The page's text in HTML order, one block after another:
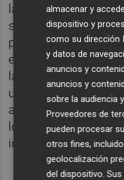
las expectativas de
subida de los
parece similar, ya
está provocando
la energía. El
unos 70 dólares
ahora, las elevadas
los presidentes
impulsado la
almacenar y
dispositivo y
como su dirección
y datos de
anuncios y
anuncios y
sobre la audiencia
Proveedores de
pueden procesar
otros fines,
geolocalización
del dispositivo.